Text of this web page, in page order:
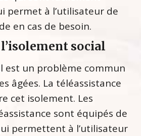
permet à l’utilisateur de
en cas de besoin.
social
est un problème commun
âgées. La téléassistance
cet isolement. Les
sont équipés de
permettent à l’utilisateur